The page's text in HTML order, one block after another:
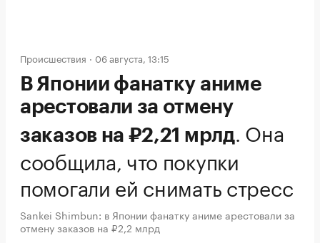
Происшествия 06 августа, 13:15
В Японии фанатку аниме
арестовали за отмену
заказов на ₽2,21 мрлд. Она
сообщила, что покупки
помогали ей снимать стресс
Sankei Shimbun: в Японии фанатку аниме арестовали за
отмену заказов на ₽2,2 млрд